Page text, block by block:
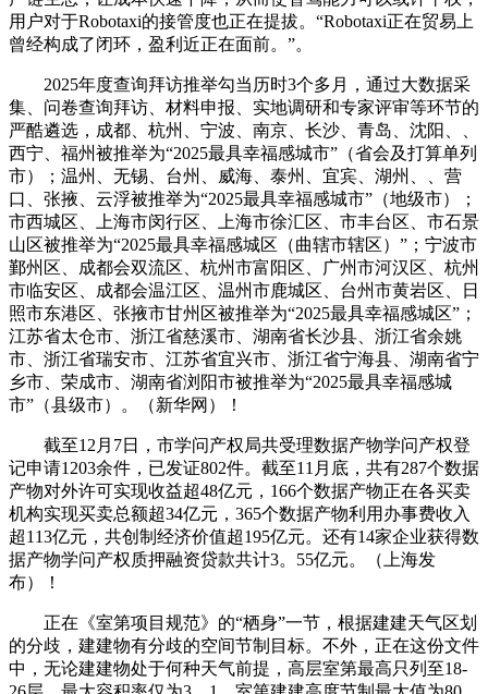
用户对于Robotaxi的接管度也正在提拔。“Robotaxi正在贸易上
曾经构成了闭环，盈利近正在面前。”。
2025年度查询拜访推举勾当历时3个多月，通过大数据采
集、问卷查询拜访、材料申报、实地调研和专家评审等环节的
严酷遴选，成都、杭州、宁波、南京、长沙、青岛、沈阳、、
西宁、福州被推举为“2025最具幸福感城市”（省会及打算单列
市）；温州、无锡、台州、威海、泰州、宜宾、湖州、、营
口、张掖、云浮被推举为“2025最具幸福感城市”（地级市）；
市西城区、上海市闵行区、上海市徐汇区、市丰台区、市石景
山区被推举为“2025最具幸福感城区（曲辖市辖区）”；宁波市
鄞州区、成都会双流区、杭州市富阳区、广州市河汉区、杭州
市临安区、成都会温江区、温州市鹿城区、台州市黄岩区、日
照市东港区、张掖市甘州区被推举为“2025最具幸福感城区”；
江苏省太仓市、浙江省慈溪市、湖南省长沙县、浙江省余姚
市、浙江省瑞安市、江苏省宜兴市、浙江省宁海县、湖南省宁
乡市、荣成市、湖南省浏阳市被推举为“2025最具幸福感城
市”（县级市）。（新华网）！
截至12月7日，市学问产权局共受理数据产物学问产权登
记申请1203余件，已发证802件。截至11月底，共有287个数据
产物对外许可实现收益超48亿元，166个数据产物正在各买卖
机构实现买卖总额超34亿元，365个数据产物利用办事费收入
超113亿元，共创制经济价值超195亿元。还有14家企业获得数
据产物学问产权质押融资贷款共计3。55亿元。（上海发
布）！
正在《室第项目规范》的“栖身”一节，根据建建天气区划
的分歧，建建物有分歧的空间节制目标。不外，正在这份文件
中，无论建建物处于何种天气前提，高层室第最高只列至18-